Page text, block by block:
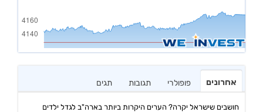
אחרונים פופולרי תגובות תגים
חושבים שישראל יקרה? הערים היקרות ביותר בארה"ב לגדל ילדים